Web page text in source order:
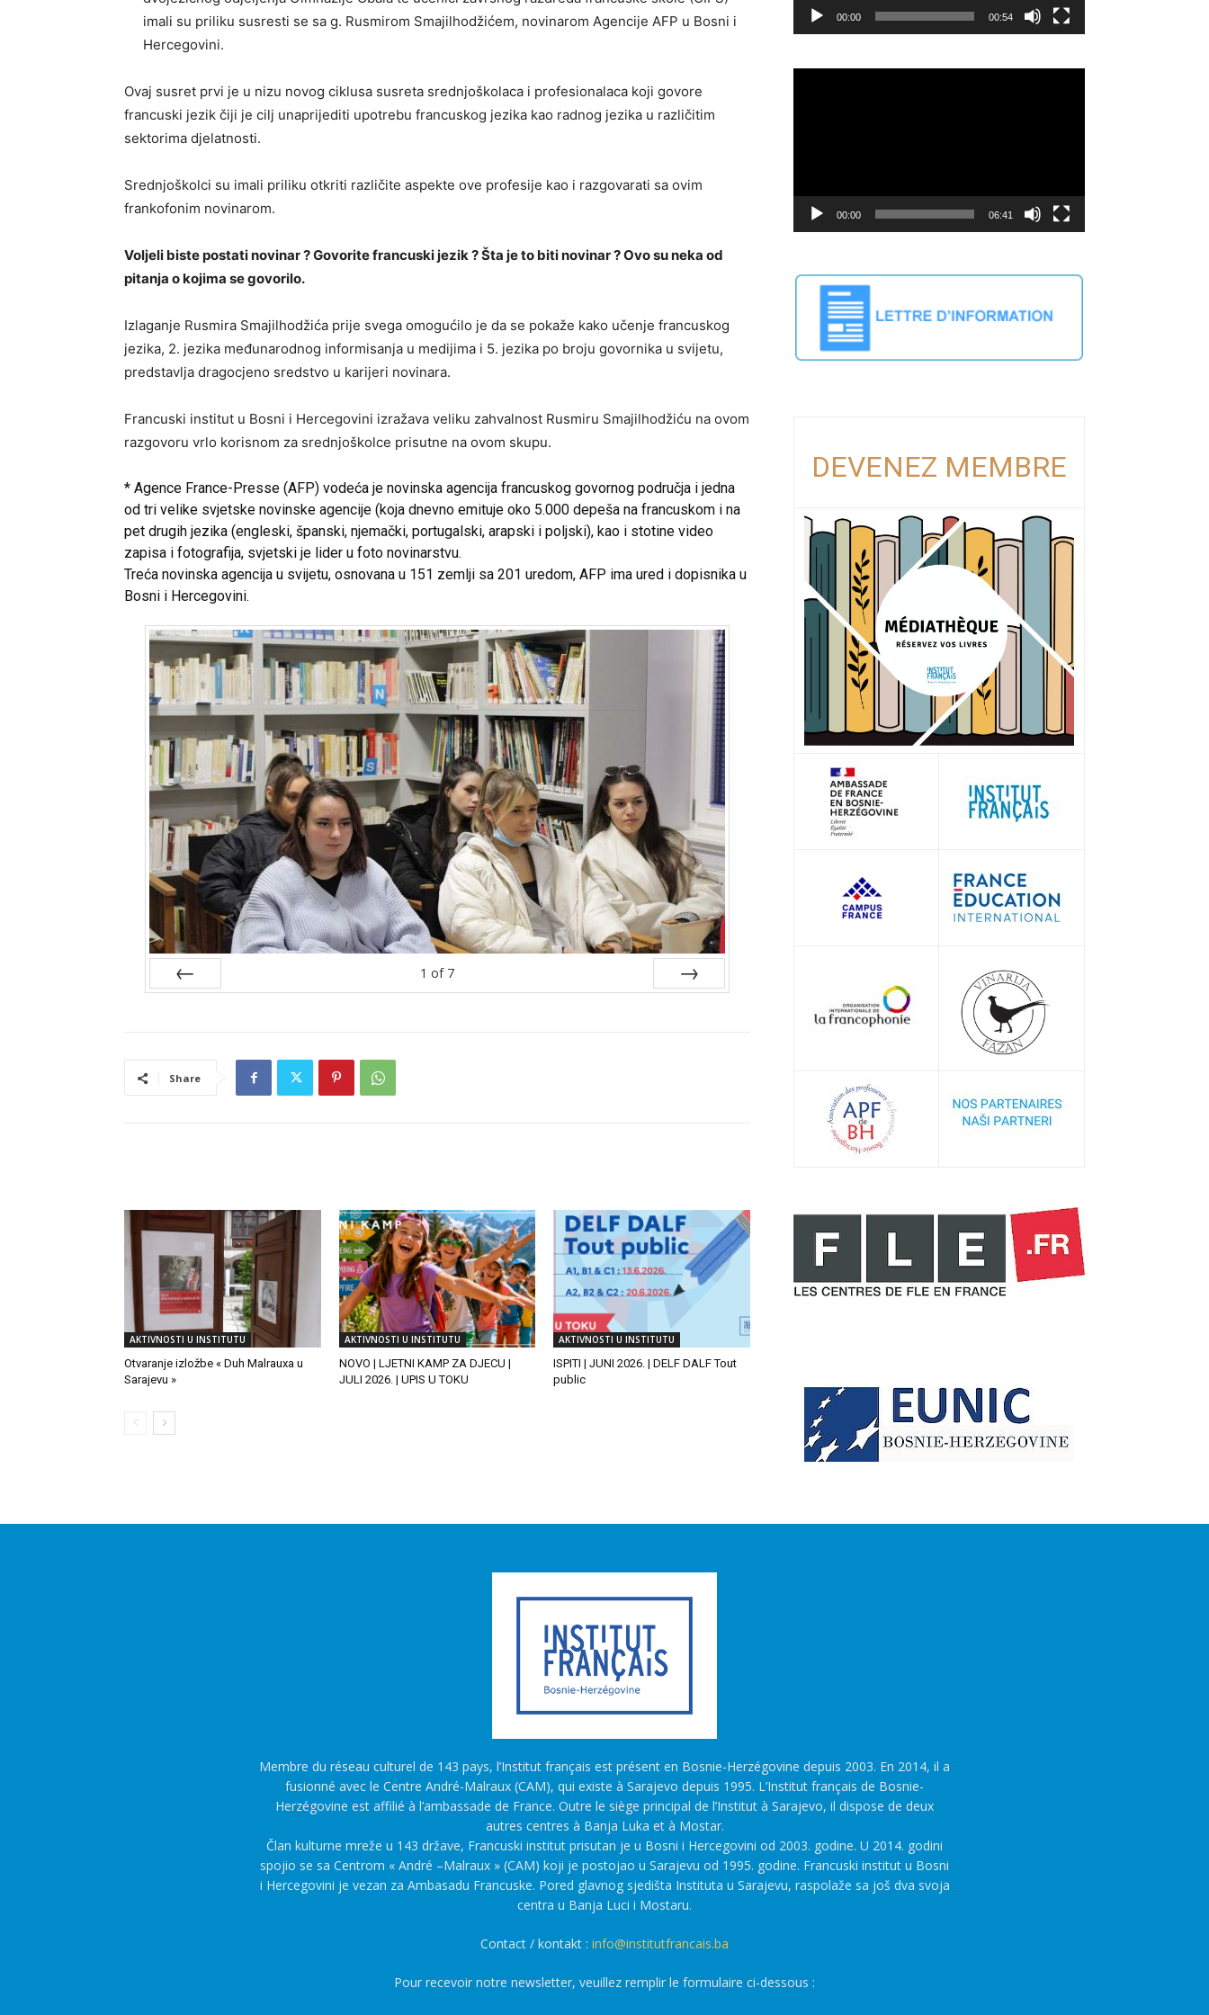
imali su priliku susresti se sa g. Rusmirom Smajilhodžićem, novinarom Agencije AFP u Bosni i
Hercegovini.
Ovaj susret prvi je u nizu novog ciklusa susreta srednjoškolaca i profesionalaca koji govore
francuski jezik čiji je cilj unaprijediti upotrebu francuskog jezika kao radnog jezika u različitim
sektorima djelatnosti.
Srednjoškolci su imali priliku otkriti različite aspekte ove profesije kao i razgovarati sa ovim
frankofonim novinarom.
Voljeli biste postati novinar ? Govorite francuski jezik ? Šta je to biti novinar ? Ovo su neka od
pitanja o kojima se govorilo.
Izlaganje Rusmira Smajilhodžića prije svega omogućilo je da se pokaže kako učenje francuskog
jezika, 2. jezika međunarodnog informisanja u medijima i 5. jezika po broju govornika u svijetu,
predstavlja dragocjeno sredstvo u karijeri novinara.
Francuski institut u Bosni i Hercegovini izražava veliku zahvalnost Rusmiru Smajilhodžiću na ovom
razgovoru vrlo korisnom za srednjoškolce prisutne na ovom skupu.
* Agence France-Presse (AFP) vodeća je novinska agencija francuskog govornog područja i jedna
od tri velike svjetske novinske agencije (koja dnevno emituje oko 5.000 depeša na francuskom i na
pet drugih jezika (engleski, španski, njemački, portugalski, arapski i poljski), kao i stotine video
zapisa i fotografija, svjetski je lider u foto novinarstvu.
Treća novinska agencija u svijetu, osnovana u 151 zemlji sa 201 uredom, AFP ima ured i dopisnika u
Bosni i Hercegovini.
1 of 7
Share
AKTIVNOSTI U INSTITUTU
Otvaranje izložbe « Duh Malrauxa u
Sarajevu »
AKTIVNOSTI U INSTITUTU
NOVO | LJETNI KAMP ZA DJECU |
JULI 2026. | UPIS U TOKU
AKTIVNOSTI U INSTITUTU
ISPITI | JUNI 2026. | DELF DALF Tout
public
00:00 00:54
00:00 06:41
DEVENEZ MEMBRE
Membre du réseau culturel de 143 pays, l’Institut français est présent en Bosnie-Herzégovine depuis 2003. En 2014, il a
fusionné avec le Centre André-Malraux (CAM), qui existe à Sarajevo depuis 1995. L’Institut français de Bosnie-
Herzégovine est affilié à l’ambassade de France. Outre le siège principal de l’Institut à Sarajevo, il dispose de deux
autres centres à Banja Luka et à Mostar.
Član kulturne mreže u 143 države, Francuski institut prisutan je u Bosni i Hercegovini od 2003. godine. U 2014. godini
spojio se sa Centrom « André –Malraux » (CAM) koji je postojao u Sarajevu od 1995. godine. Francuski institut u Bosni
i Hercegovini je vezan za Ambasadu Francuske. Pored glavnog sjedišta Instituta u Sarajevu, raspolaže sa još dva svoja
centra u Banja Luci i Mostaru.
Contact / kontakt : info@institutfrancais.ba
Pour recevoir notre newsletter, veuillez remplir le formulaire ci-dessous :